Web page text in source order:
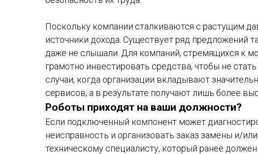
Поскольку компании сталкиваются с растущим
источники дохода. Существует ряд предложений
даже не слышали. Для компаний, стремящихся к
грамотно инвестировать средства, чтобы не
случаи, когда организации вкладывают
сервисов, а в результате получают лишь более
Роботы приходят на ваши должности?
Если подключенный компонент может
неисправность и организовать заказ замены и/
техническому специалисту, который ранее